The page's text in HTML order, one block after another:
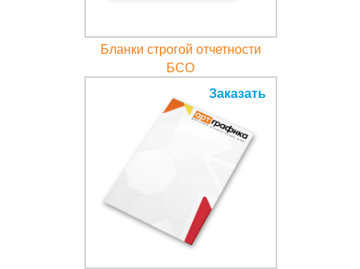
Бланки строгой отчетности
БСО
от 1110 руб. комплект
Заказать